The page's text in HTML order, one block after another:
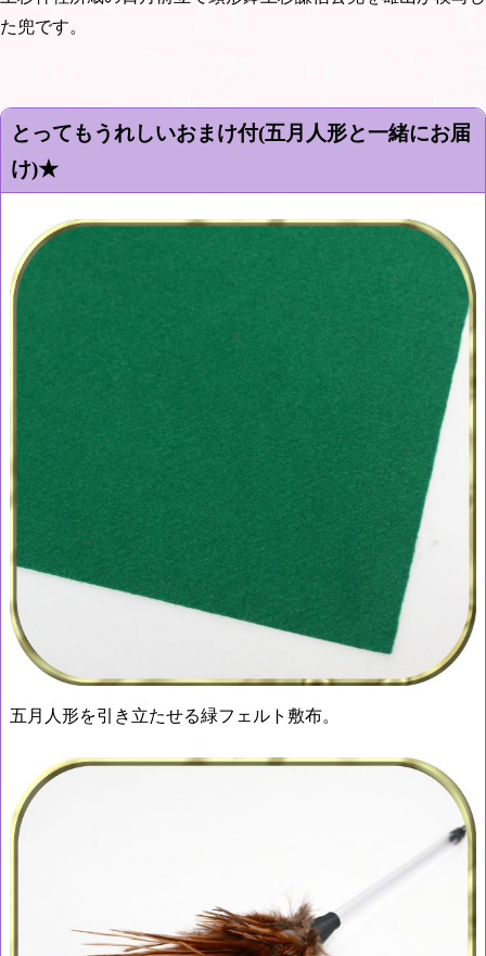
た兜です。
とってもうれしいおまけ付(五月人形と一緒にお届
け)★
五月人形を引き立たせる緑フェルト敷布。